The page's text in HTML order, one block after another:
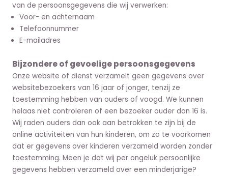
van de persoonsgegevens die wij verwerken:
Voor- en achternaam
Telefoonnummer
E-mailadres
Bijzondere of gevoelige persoonsgegevens
Onze website of dienst verzamelt geen gegevens over
websitebezoekers van 16 jaar of jonger, tenzij ze
toestemming hebben van ouders of voogd. We kunnen
helaas niet controleren of een bezoeker ouder dan 16 is.
Wij raden ouders dan ook aan betrokken te zijn bij de
online activiteiten van hun kinderen, om zo te voorkomen
dat er gegevens over kinderen verzameld worden zonder
toestemming. Meen je dat wij per ongeluk persoonlijke
gegevens hebben verzameld over een minderjarige?